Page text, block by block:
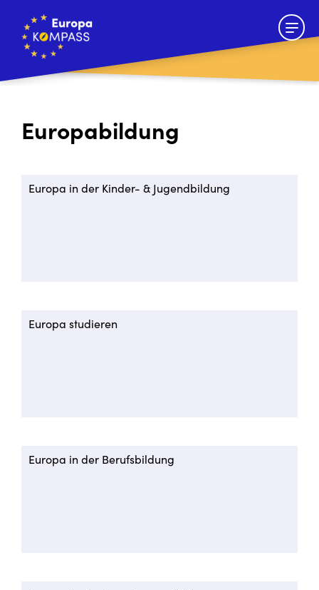
Europabildung
Europa in der Kinder- & Jugendbildung
Europa studieren
Europa in der Berufsbildung